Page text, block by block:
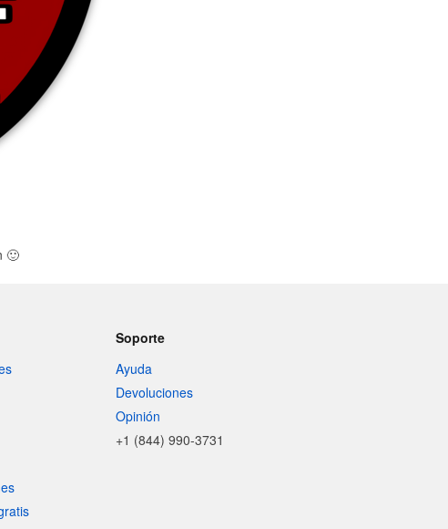
🙂
Soporte
Ayuda
Devoluciones
Opinión
+1 (844) 990-3731